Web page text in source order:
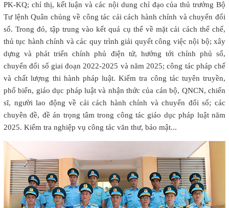
PK-KQ; chỉ thị, kết luận và các nội dung chỉ đạo của thủ trưởng Bộ
Tư lệnh Quân chủng về công tác cải cách hành chính và chuyển đổi
số. Trong đó, tập trung vào kết quả cụ thể về mặt cải cách thể chế,
thủ tục hành chính và các quy trình giải quyết công việc nội bộ; xây
dựng và phát triển chính phủ điện tử, hướng tới chính phủ số,
chuyển đổi số giai đoạn 2022-2025 và năm 2025; công tác pháp chế
và chất lượng thi hành pháp luật. Kiểm tra công tác tuyên truyền,
phổ biến, giáo dục pháp luật và nhận thức của cán bộ, QNCN, chiến
sĩ, người lao động về cải cách hành chính và chuyển đổi số; các
chuyên đề, đề án trọng tâm trong công tác giáo dục pháp luật năm
2025. Kiểm tra nghiệp vụ công tác văn thư, bảo mật...